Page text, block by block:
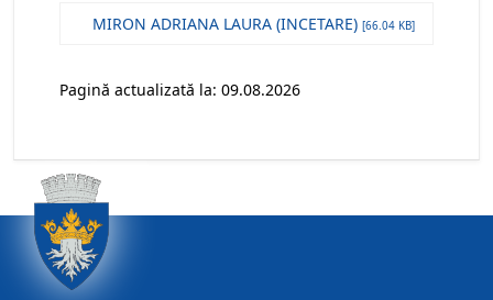
MIRON ADRIANA LAURA (INCETARE)[66.04 KB]
Pagină actualizată la: 09.08.2026